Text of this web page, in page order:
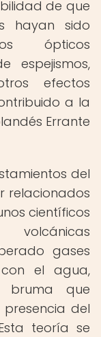
de que
hayan sido
ópticos
espejismos,
efectos
a la
Errante
del
relacionados
científicos
volcánicas
gases
el agua,
bruma que
del
teoría se